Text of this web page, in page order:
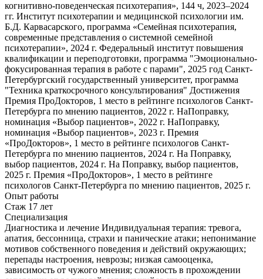
когнитивно-поведенческая психотерапия», 144 ч, 2023–2024
гг. Институт психотерапии и медицинской психологии им.
Б.Д. Карвасарского, программа «Семейная психотерапия,
современные представления о системной семейной
психотерапии», 2024 г. Федеральный институт повышения
квалификации и переподготовки, программа "Эмоционально-
фокусированная терапия в работе с парами", 2025 год Санкт-
Петербургский государственный университет, программа
"Техника краткосрочного консультирования" Достижения
Премия ПроДокторов, 1 место в рейтинге психологов Санкт-
Петербурга по мнению пациентов, 2022 г. НаПоправку,
номинация «Выбор пациентов», 2022 г. НаПоправку,
номинация «Выбор пациентов», 2023 г. Премия
«ПроДокторов», 1 место в рейтинге психологов Санкт-
Петербурга по мнению пациентов, 2024 г. На Поправку,
выбор пациентов, 2024 г. На Поправку, выбор пациентов,
2025 г. Премия «ПроДокторов», 1 место в рейтинге
психологов Санкт-Петербурга по мнению пациентов, 2025 г.
Опыт работы
Стаж 17 лет
Специализация
Диагностика и лечение Индивидуальная терапия: тревога,
апатия, бессонница, страхи и панические атаки; непонимание
мотивов собственного поведения и действий окружающих;
перепады настроения, неврозы; низкая самооценка,
зависимость от чужого мнения; сложность в прохождении